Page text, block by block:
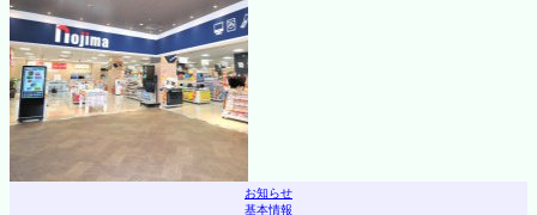
お知らせ
基本情報